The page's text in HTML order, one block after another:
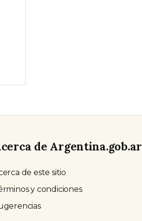
de Argentina.gob.ar
de este sitio
y condiciones